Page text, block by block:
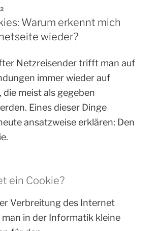
Warum erkennt mich
wieder?
Netzreisender trifft man auf
immer wieder auf
die meist als gegeben
Eines dieser Dinge
ansatzweise erklären: Den
ein Cookie?
Verbreitung des Internet
in der Informatik kleine